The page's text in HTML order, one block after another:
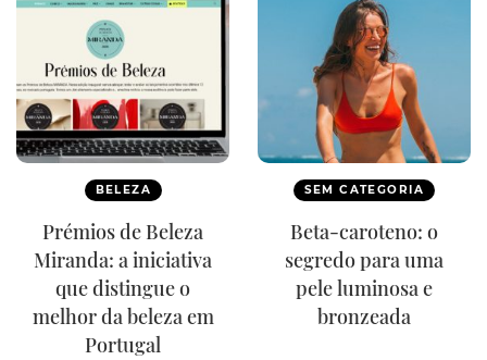
BELEZA
Prémios de Beleza
Miranda: a iniciativa
que distingue o
melhor da beleza em
Portugal
SEM CATEGORIA
Beta-caroteno: o
segredo para uma
pele luminosa e
bronzeada